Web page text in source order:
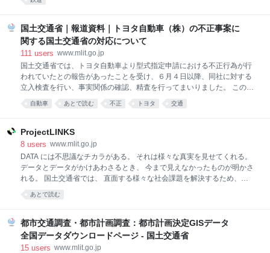
うな不正行為は、鉄道輸送の安全確保の仕組みを根底から覆す行為であ
から特別保安監査を行い安全管理体制等について確認することとしてお
ります。 引き続き、関係者を指導し、輸送の安全確保と再発防止の徹底
について、厳正に対処して参ります。 １．JR東日本からの報告概要 ○平
値が規定値を超えた際、規定 値に収まるように記録簿に記載していた。
○圧入力値が規定の範囲を下回っている車両については、車輪の内径と
車軸の外径の差が
国土交通省｜報道資料｜トヨタ自動車（株）の不正事案に
関する国土交通省の対応について
111 users www.mlit.go.jp
国土交通省では、トヨタ自動車より型式指定申請における不正行為が行
われていたとの報告があったことを受け、６月４日以降、同社に対する
立入検査を行い、事実関係の確認、精査を行ってまいりました。 この結
果を踏まえ、本日、国土交通省において、以下の対応を行います。
（１）立入検査の結果の公表 （２）是正命令の発出 （３）基準適合性確
について 国土交通省は、５月末に不正行為（※）の報告のあったトヨタ
自動車に対し、６月４日より立入検査を実施し、７月５日に同社より報
告された調査結果の内容等も踏まえ、事実関係の確認、精査を行った。
（※）意図的な、試験車両の加工、虚偽記載、データ改ざん等 その結
果、トヨタ自動車から報告があった７車種における不正行為の事実を認
種）における不正行為を認
自動車 あとで読む 不正 トヨタ 交通
ProjectLINKS
8 users www.mlit.go.jp
DATA には不思議なチカラがある。 それは様々な真実を見せてくれる。
データとデータがかけあわさるとき、 今まで見えなかったものが明かさ
れる。 国土交通省では、 直面する様々な社会課題を解決するため、
DATA x DATA のチカラを最大化する ProjectLINKS（リンクス）を始
動。 LINKS を通じてデータの可能性を引き出し、 新しい価値を創り出
あとで読む
都市交通調査・都市計画調査：都市計画決定GISデータ
全国データダウンロードページ - 国土交通省
15 users www.mlit.go.jp